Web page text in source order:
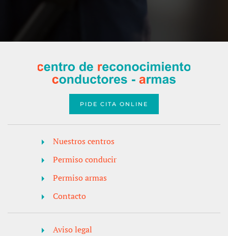
PIDE CITA ONLINE
Nuestros centros
Permiso conducir
Permiso armas
Contacto
Aviso legal